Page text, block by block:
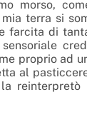
morso,
terra si
farcita di
sensoriale
proprio ad
al
reinterpretò